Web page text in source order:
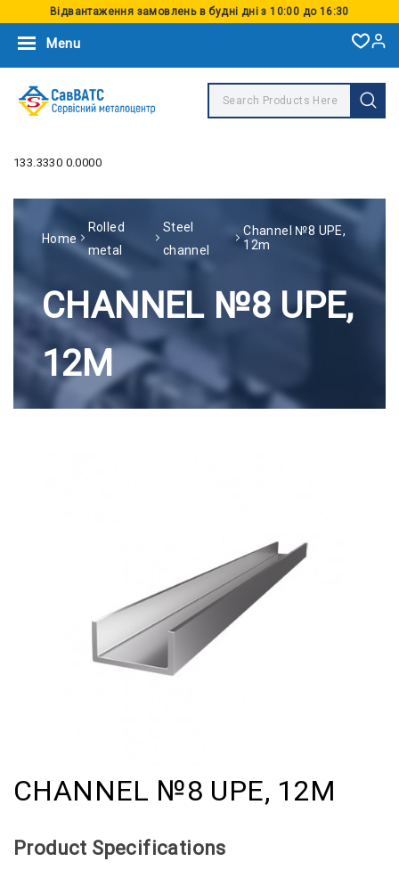
Відвантаження замовлень в будні дні з 10:00 до 16:30
Menu
133.3330 0.0000
Home
Rolled
metal
Steel
channel
Channel №8 UPE,
12m
CHANNEL №8 UPE,
12M
CHANNEL №8 UPE, 12M
Product Specifications